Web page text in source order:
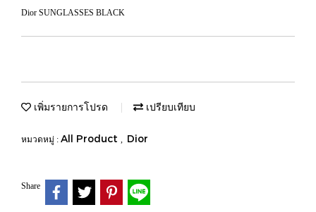
Dior SUNGLASSES BLACK
เพิ่มรายการโปรด เปรียบเทียบ
หมวดหมู่ : All Product , Dior
Share